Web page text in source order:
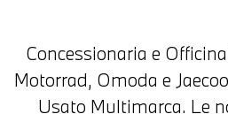
Concessionaria e
Motorrad, Omoda e
Usato Multimarca. Le